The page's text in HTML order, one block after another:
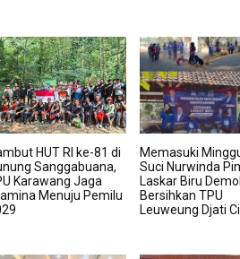
HUT RI ke-81 di
Sanggabuana,
Karawang Jaga
Menuju Pemilu
Memasuki
Suci Nurwinda
Laskar Biru
Bersihkan TPU
Leuweung Djati